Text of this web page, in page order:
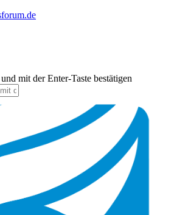
mit der Enter-Taste bestätigen